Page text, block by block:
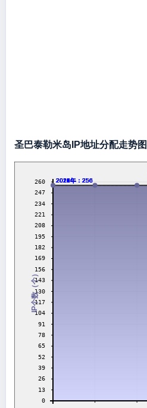
圣巴泰勒米岛IP地址分配走势图
2016年：256
2017年：256
2018年：256
2019年：256
2020年：256
2021年：256
2022年：256
2023年：256
2024年：256
2026年：256
0
13
26
39
52
65
78
91
104
117
130
143
156
169
182
195
208
221
234
247
260
IP个数（个）